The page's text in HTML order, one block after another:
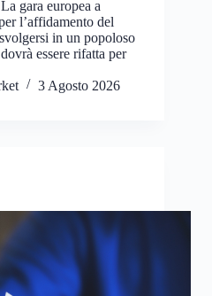
gara europea a
l’affidamento del
in un popoloso
essere rifatta per
3 Agosto 2026